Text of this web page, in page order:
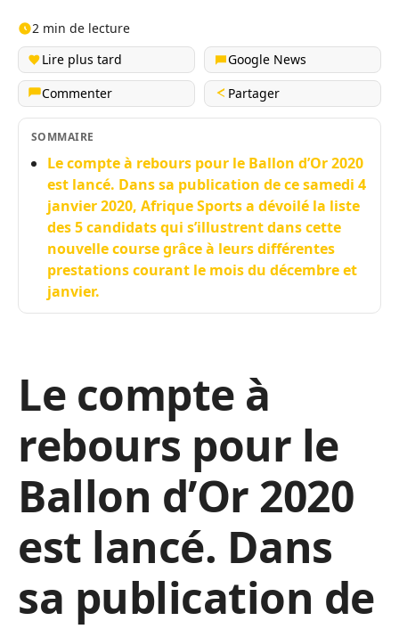
2 min de lecture
Lire plus tard
Google News
Commenter
Partager
SOMMAIRE
Le compte à rebours pour le Ballon d’Or 2020
est lancé. Dans sa publication de ce samedi 4
janvier 2020, Afrique Sports a dévoilé la liste
des 5 candidats qui s’illustrent dans cette
nouvelle course grâce à leurs différentes
prestations courant le mois du décembre et
janvier.
Le compte à
rebours pour le
Ballon d’Or 2020
est lancé. Dans
sa publication de